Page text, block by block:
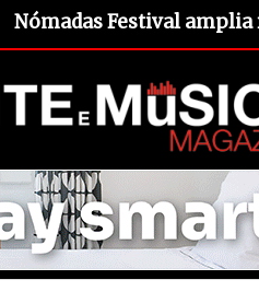
Nómadas Festival